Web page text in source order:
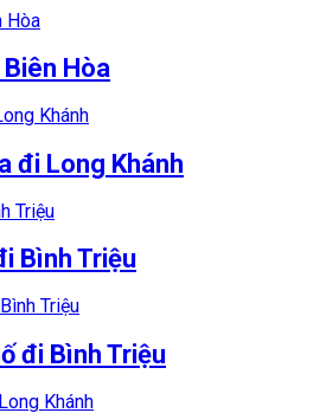
Hòa
đi Long Khánh
Bình Triệu
đi Bình Triệu